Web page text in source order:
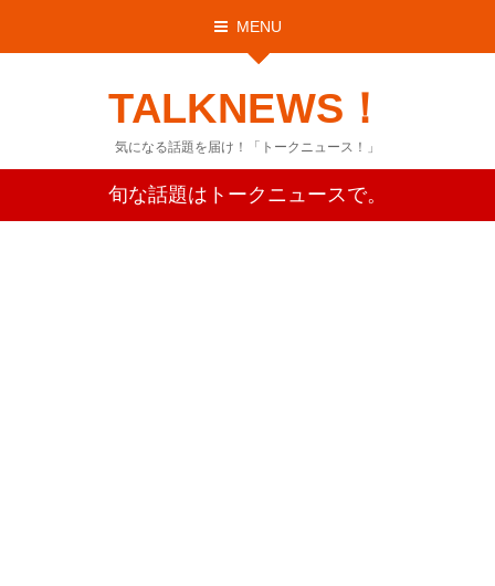
MENU
TALKNEWS！
気になる話題を届け！「トークニュース！」
旬な話題はトークニュースで。